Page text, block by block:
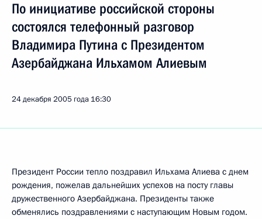
По инициативе российской стороны
состоялся телефонный разговор
Владимира Путина с Президентом
Азербайджана Ильхамом Алиевым
24 декабря 2005 года 16:30
Президент России тепло поздравил Ильхама Алиева с днем
рождения, пожелав дальнейших успехов на посту главы
дружественного Азербайджана. Президенты также
обменялись поздравлениями с наступающим Новым годом.